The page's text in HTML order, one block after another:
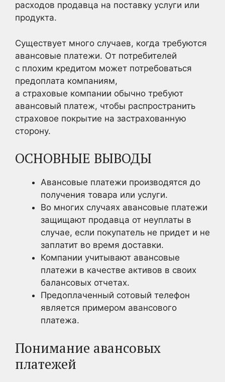
расходов продавца на поставку услуги или
продукта.
Существует много случаев, когда требуются
авансовые платежи. От потребителей
с плохим кредитом может потребоваться
предоплата компаниям,
а страховые компании обычно требуют
авансовый платеж, чтобы распространить
страховое покрытие на застрахованную
сторону.
ОСНОВНЫЕ ВЫВОДЫ
Авансовые платежи производятся до
получения товара или услуги.
Во многих случаях авансовые платежи
защищают продавца от неуплаты в
случае, если покупатель не придет и не
заплатит во время доставки.
Компании учитывают авансовые
платежи в качестве активов в своих
балансовых отчетах.
Предоплаченный сотовый телефон
является примером авансового
платежа.
Понимание авансовых
платежей